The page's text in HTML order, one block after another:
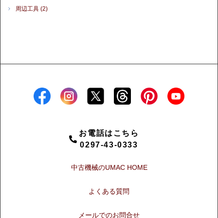
周辺工具(2)
お電話はこちら
0297-43-0333
中古機械のUMAC HOME
よくある質問
メールでのお問合せ